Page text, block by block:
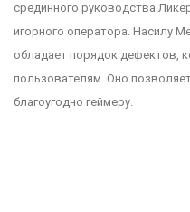
срединного руководства
игорного оператора. Насилу
обладает порядок дефектов,
пользователям. Оно
благоугодно геймеру.